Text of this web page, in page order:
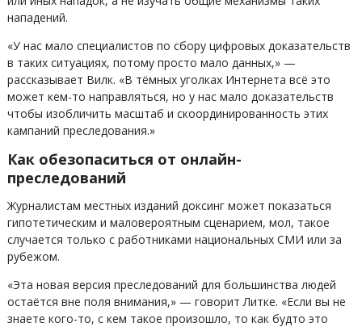
нападений.
«У нас мало специалистов по сбору цифровых доказательств
в таких ситуациях, потому просто мало данных,» —
рассказывает Вилк. «В тёмных уголках Интернета всё это
может кем-то направляться, но у нас мало доказательств
чтобы изобличить масштаб и скоординированность этих
кампаний преследования.»
Как обезопаситься от онлайн-
преследований
Журналистам местных изданий доксинг может показаться
гипотетическим и маловероятным сценарием, мол, такое
случается только с работниками национальных СМИ или за
рубежом.
«Эта новая версия преследований для большинства людей
остаётся вне поля внимания,» — говорит Литке. «Если вы не
знаете кого-то, с кем такое произошло, то как будто это